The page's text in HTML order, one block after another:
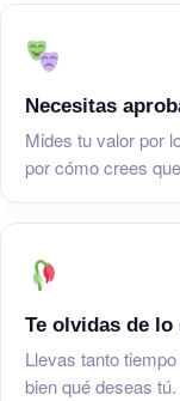
Necesitas
Mides tu valor por
por cómo crees
Te olvidas de lo
Llevas tanto
bien qué deseas tú.